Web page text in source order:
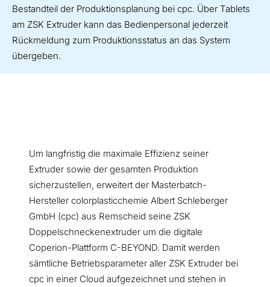
Bestandteil der Produktionsplanung bei cpc. Über Tablets
am ZSK Extruder kann das Bedienpersonal jederzeit
Rückmeldung zum Produktionsstatus an das System
übergeben.
Um langfristig die maximale Effizienz seiner
Extruder sowie der gesamten Produktion
sicherzustellen, erweitert der Masterbatch-
Hersteller colorplasticchemie Albert Schleberger
GmbH (cpc) aus Remscheid seine ZSK
Doppelschneckenextruder um die digitale
Coperion-Plattform C-BEYOND. Damit werden
sämtliche Betriebsparameter aller ZSK Extruder bei
cpc in einer Cloud aufgezeichnet und stehen in